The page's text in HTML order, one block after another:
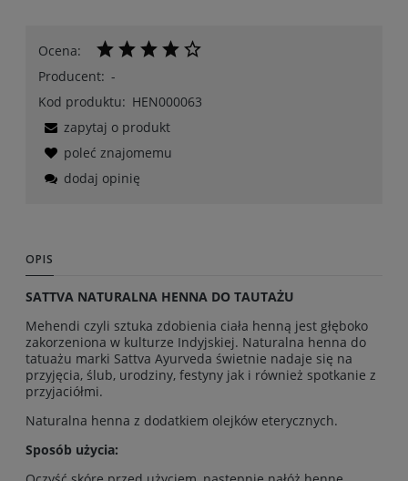
Ocena:
Producent: -
Kod produktu: HEN000063
zapytaj o produkt
poleć znajomemu
dodaj opinię
OPIS
SATTVA NATURALNA HENNA DO TAUTAŻU
Mehendi czyli sztuka zdobienia ciała henną jest głęboko
zakorzeniona w kulturze Indyjskiej. Naturalna henna do
tatuażu marki Sattva Ayurveda świetnie nadaje się na
przyjęcia, ślub, urodziny, festyny jak i również spotkanie z
przyjaciółmi.
Naturalna henna z dodatkiem olejków eterycznych.
Sposób użycia: